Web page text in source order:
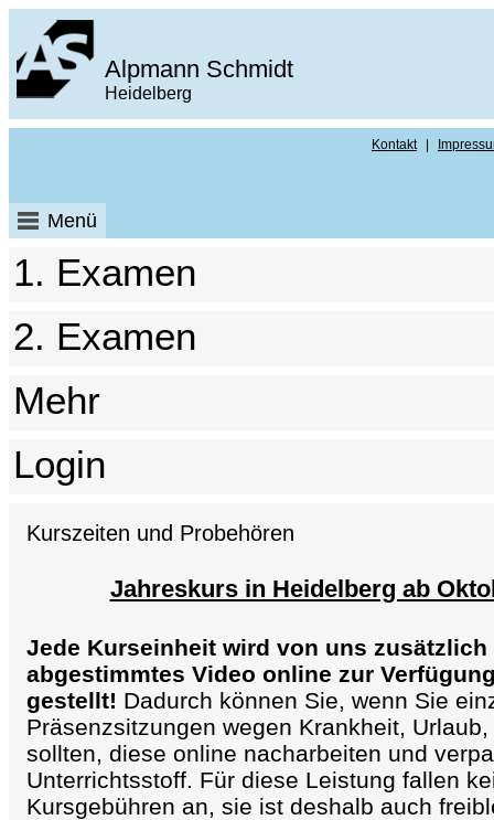
Alpmann Schmidt
Heidelberg
Kontakt
Menü
1. Examen
2. Examen
Mehr
Login
Kurszeiten und Probehören
Jahreskurs in Heidelberg ab
Jede Kurseinheit wird von uns
abgestimmtes Video online zur
gestellt! Dadurch können Sie, wenn Sie
Präsenzsitzungen wegen Krankheit,
sollten, diese online nacharbeiten und
Unterrichtsstoff. Für diese Leistung fallen
Kursgebühren an, sie ist deshalb auch